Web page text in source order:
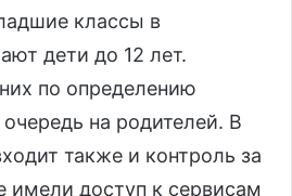
классы в
дети до 12 лет.
по определению
на родителей. В
также и контроль за
имели доступ к сервисам